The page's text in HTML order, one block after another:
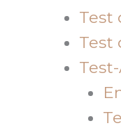
Test
Test